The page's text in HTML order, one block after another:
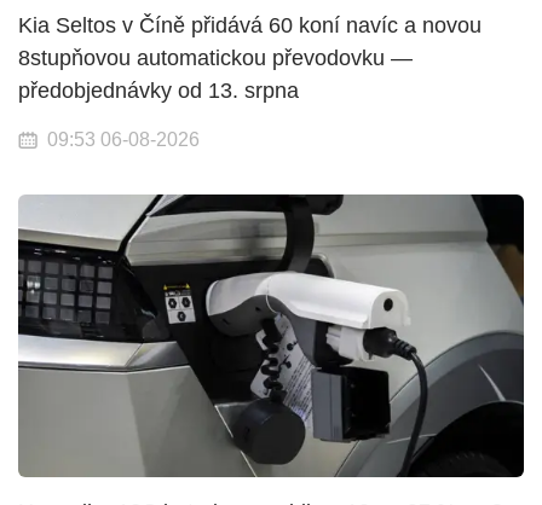
Kia Seltos v Číně přidává 60 koní navíc a novou
8stupňovou automatickou převodovku —
předobjednávky od 13. srpna
09:53 06-08-2026